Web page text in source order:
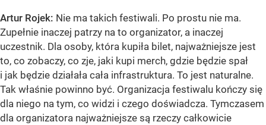
Artur Rojek: Nie ma takich festiwali. Po prostu nie ma.
Zupełnie inaczej patrzy na to organizator, a inaczej
uczestnik. Dla osoby, która kupiła bilet, najważniejsze jest
to, co zobaczy, co zje, jaki kupi merch, gdzie będzie spał
i jak będzie działała cała infrastruktura. To jest naturalne.
Tak właśnie powinno być. Organizacja festiwalu kończy się
dla niego na tym, co widzi i czego doświadcza. Tymczasem
dla organizatora najważniejsze są rzeczy całkowicie